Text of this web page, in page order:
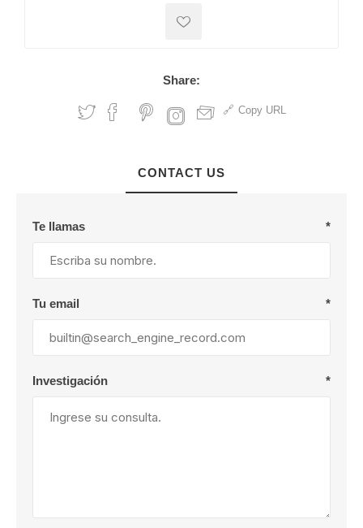
Share:
Copy URL
CONTACT US
Te llamas *
Tu email *
Investigación *